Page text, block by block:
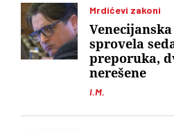
Mrdićevi zakoni
I.M.
sprovela
preporuka,
nerešene